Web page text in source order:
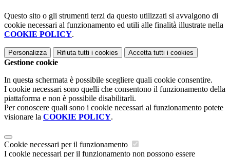
Questo sito o gli strumenti terzi da questo utilizzati si avvalgono di
cookie necessari al funzionamento ed utili alle finalità illustrate nella
COOKIE POLICY.
Personalizza Rifiuta tutti i cookies Accetta tutti i cookies
Gestione cookie
In questa schermata è possibile scegliere quali cookie consentire.
I cookie necessari sono quelli che consentono il funzionamento della
piattaforma e non è possibile disabilitarli.
Per conoscere quali sono i cookie necessari al funzionamento potete
visionare la COOKIE POLICY.
Cookie necessari per il funzionamento
I cookie necessari per il funzionamento non possono essere